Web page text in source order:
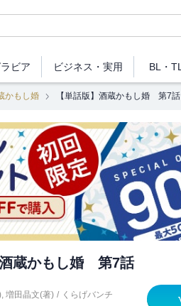
ビア ビジネス ・実用 BL・TL
かもし婚 【単話版】酒蔵かもし婚 第7話
酒蔵かもし婚 第7話
, 増田晶文(著) / くらげバンチ